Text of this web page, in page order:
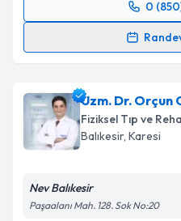
0
Randevu Takvimi
takvim hazırlandığında
E-posta Adresiniz
Kişisel verilerimin
Uzm. Dr. Orçun
Fiziksel Tıp ve
Balıkesir, Karesi
Nev Balıkesir
Paşaalanı Mah. 128. Sok No:20